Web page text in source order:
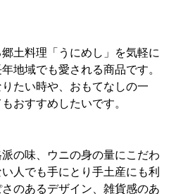
土料理「うにめし」を気軽に
地域でも愛される商品です。
たい時や、おもてなしの一
おすすめしたいです。
の味、ウニの身の量にこだわ
人でも手にとり手土産にも利
のあるデザイン、雑貨感のあ